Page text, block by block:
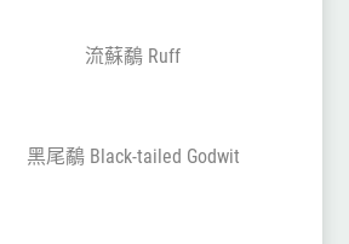
流蘇鷸 Ruff
黑尾鷸 Black-tailed Godwit